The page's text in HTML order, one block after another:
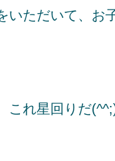
いただいて、お
れ星回りだ(^^;)